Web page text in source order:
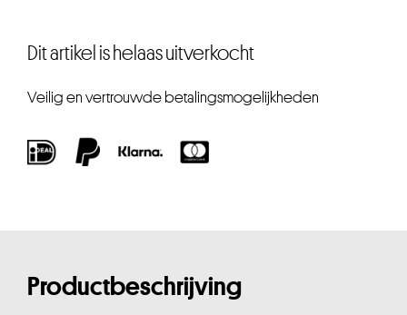
Dit artikel is helaas uitverkocht
Veilig en vertrouwde betalingsmogelijkheden
Productbeschrijving